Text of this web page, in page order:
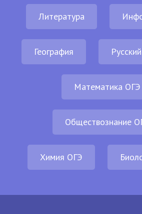
Литература
География
Математика ОГЭ
Обществознание
Химия ОГЭ